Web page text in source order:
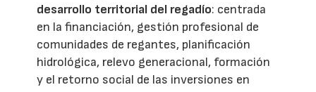
desarrollo territorial del regadío: centrada
en la financiación, gestión profesional de
comunidades de regantes, planificación
hidrológica, relevo generacional, formación
y el retorno social de las inversiones en